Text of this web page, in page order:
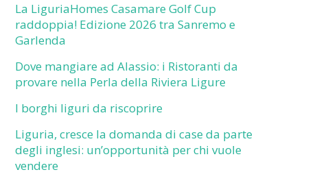
La LiguriaHomes Casamare Golf Cup
raddoppia! Edizione 2026 tra Sanremo e
Garlenda
Dove mangiare ad Alassio: i Ristoranti da
provare nella Perla della Riviera Ligure
I borghi liguri da riscoprire
Liguria, cresce la domanda di case da parte
degli inglesi: un’opportunità per chi vuole
vendere